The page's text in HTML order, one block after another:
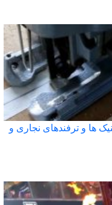
ها و ترفندهای نجاری و